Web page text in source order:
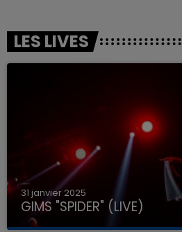
LES LIVES
31 janvier 2025
GIMS "SPIDER" (LIVE)